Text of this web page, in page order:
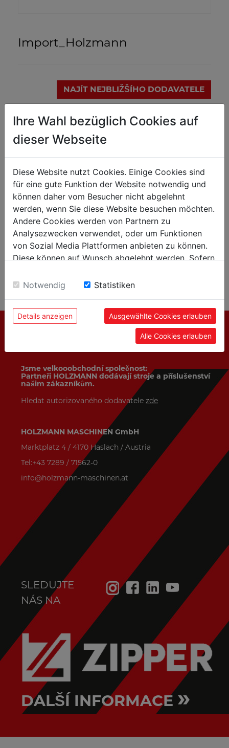
Import_Holzmann
NAJÍT NEJBLIŽŠÍHO DODAVATELE
PŘIDAT PRO SROVNÁNÍ
Technické parametry
Jsme velkooobchodní společnost:
Partneři HOLZMANN dodávají stroje a příslušenství
našim zákazníkům.
Hledat autorizovaného dodavatele zde
HOLZMANN MASCHINEN GmbH
Marktplatz 4 / 4170 Haslach / Austria
Tel:+43 7289 / 71562-0
info@holzmann-maschinen.at
SLEDUJTE
NÁS NA
DALŠÍ INFORMACE »
Ihre Wahl bezüglich Cookies auf
dieser Webseite
Diese Website nutzt Cookies. Einige Cookies sind
für eine gute Funktion der Website notwendig und
können daher vom Besucher nicht abgelehnt
werden, wenn Sie diese Website besuchen möchten.
Andere Cookies werden von Partnern zu
Analysezwecken verwendet, oder um Funktionen
von Sozial Media Plattformen anbieten zu können.
Diese können auf Wunsch abgelehnt werden. Sofern
Einwilligung zu unseren Cookies.
Notwendig Statistiken
Details anzeigen Ausgewählte Cookies erlauben
Alle Cookies erlauben